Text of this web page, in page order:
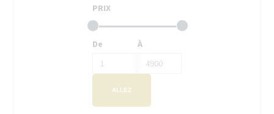
PRIX
De À
ALLEZ